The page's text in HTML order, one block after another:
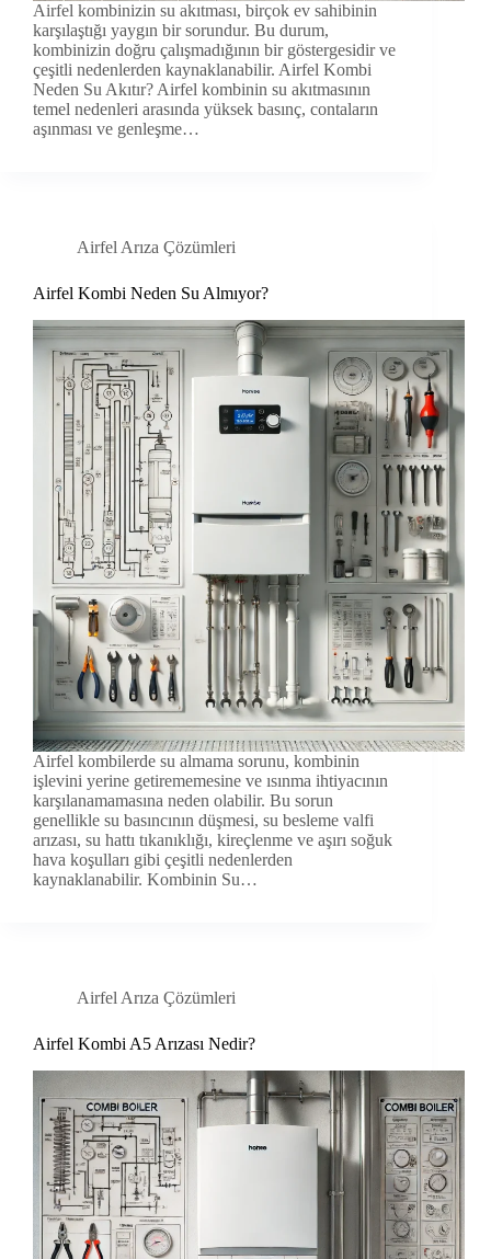
Airfel kombinizin su akıtması, birçok ev sahibinin
karşılaştığı yaygın bir sorundur. Bu durum,
kombinizin doğru çalışmadığının bir göstergesidir ve
çeşitli nedenlerden kaynaklanabilir. Airfel Kombi
Neden Su Akıtır? Airfel kombinin su akıtmasının
temel nedenleri arasında yüksek basınç, contaların
aşınması ve genleşme…
Airfel Arıza Çözümleri
Airfel Kombi Neden Su Almıyor?
Airfel kombilerde su almama sorunu, kombinin
işlevini yerine getirememesine ve ısınma ihtiyacının
karşılanamamasına neden olabilir. Bu sorun
genellikle su basıncının düşmesi, su besleme valfi
arızası, su hattı tıkanıklığı, kireçlenme ve aşırı soğuk
hava koşulları gibi çeşitli nedenlerden
kaynaklanabilir. Kombinin Su…
Airfel Arıza Çözümleri
Airfel Kombi A5 Arızası Nedir?